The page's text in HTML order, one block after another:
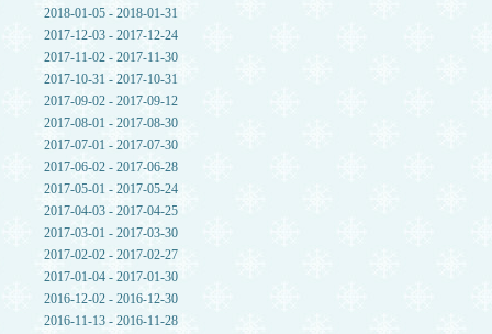
2018-01-05 - 2018-01-31
2017-12-03 - 2017-12-24
2017-11-02 - 2017-11-30
2017-10-31 - 2017-10-31
2017-09-02 - 2017-09-12
2017-08-01 - 2017-08-30
2017-07-01 - 2017-07-30
2017-06-02 - 2017-06-28
2017-05-01 - 2017-05-24
2017-04-03 - 2017-04-25
2017-03-01 - 2017-03-30
2017-02-02 - 2017-02-27
2017-01-04 - 2017-01-30
2016-12-02 - 2016-12-30
2016-11-13 - 2016-11-28